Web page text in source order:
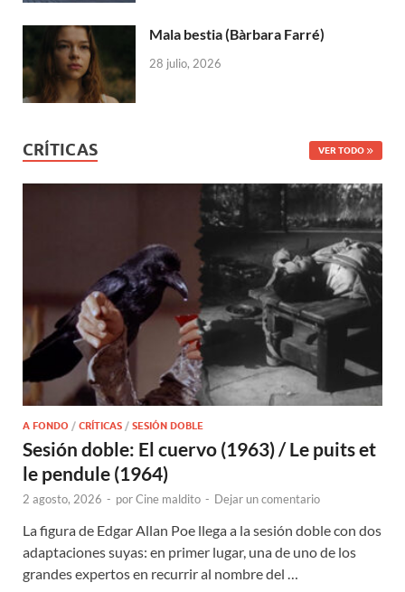
Mala bestia (Bàrbara Farré)
28 julio, 2026
CRÍTICAS VER TODO
A FONDO / CRÍTICAS / SESIÓN DOBLE
Sesión doble: El cuervo (1963) / Le puits et
le pendule (1964)
2 agosto, 2026 - porCine maldito - Dejar un comentario
La figura de Edgar Allan Poe llega a la sesión doble con dos
adaptaciones suyas: en primer lugar, una de uno de los
grandes expertos en recurrir al nombre del …